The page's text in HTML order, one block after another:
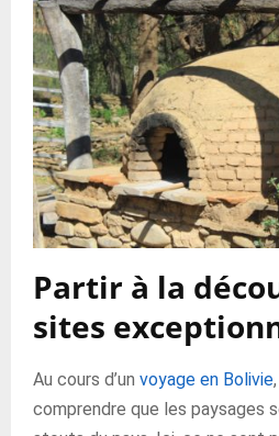
Partir à la
sites
Au cours d’un voyage en Bolivie
comprendre que les paysages